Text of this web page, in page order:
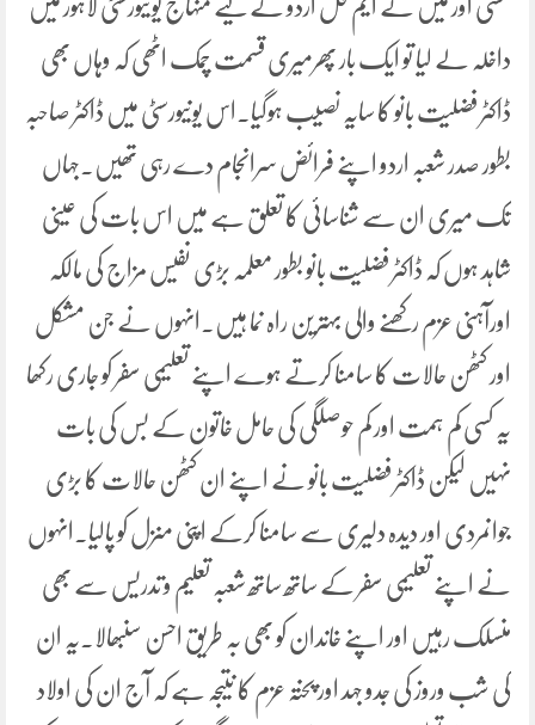
بخشی اور میں نے ایم فل اردو کے لیے منہاج یونیورسٹی لاہور میں
داخلہ لے لیا تو ایک بار پھرمیری قسمت چمک اٹھی کہ وہاں بھی
ڈاکٹر فضلیت بانو کا سایہ نصیب ہوگیا۔اس یونیورسٹی میں ڈاکٹر صاحبہ
بطور صدر شعبہ اردو اپنے فرائض سرانجام دے رہی تھیں۔جہاں
تک میری ان سے شناسائی کا تعلق ہے میں اس بات کی عینی
شاہد ہوں کہ ڈاکٹر فضلیت بانو بطور معلمہ بڑی نفیس مزاج کی مالکہ
اورآہنی عزم رکھنے والی بہترین راہ نما ہیں۔انہوں نے جن مشکل
اور کٹھن حالات کا سامنا کرتے ہوے اپنے تعلیمی سفر کو جاری رکھا
یہ کسی کم ہمت اور کم حوصلگی کی حامل خاتون کے بس کی بات
نہیں لیکن ڈاکٹر فضلیت بانو نے اپنے ان کٹھن حالات کا بڑی
جوانمردی اور دیدہ دلیری سے سامنا کرکے اپنی منزل کو پالیا۔انہوں
نے اپنے تعلیمی سفر کے ساتھ ساتھ شعبہ تعلیم و تدریس سے بھی
منسلک رہیں اور اپنے خاندان کو بھی بہ طریق احسن سنبھالا۔یہ ان
کی شب وروز کی جدو جہد اور پختہ عزم کا نتیجہ ہے کہ آج ان کی اولاد